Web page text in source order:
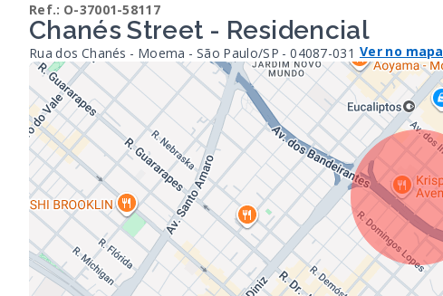
Ref.: O-37001-58117
Chanés Street - Residencial
Rua dos Chanés - Moema - São Paulo/SP - 04087-031 Ver no mapa